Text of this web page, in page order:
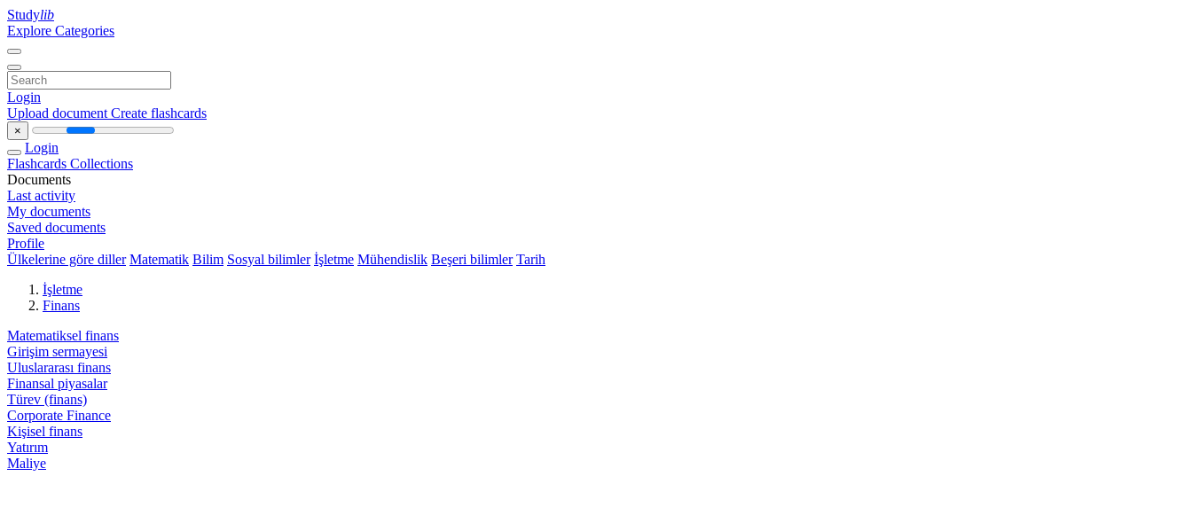
Studylib
Explore Categories
Login
Upload document Create flashcards
×
Login
Flashcards Collections
Documents
Last activity
My documents
Saved documents
Profile
Ülkelerine göre diller Matematik Bilim Sosyal bilimler İşletme Mühendislik Beşeri bilimler Tarih
İşletme
Finans
Matematiksel finans
Girişim sermayesi
Uluslararası finans
Finansal piyasalar
Türev (finans)
Corporate Finance
Kişisel finans
Yatırım
Maliye